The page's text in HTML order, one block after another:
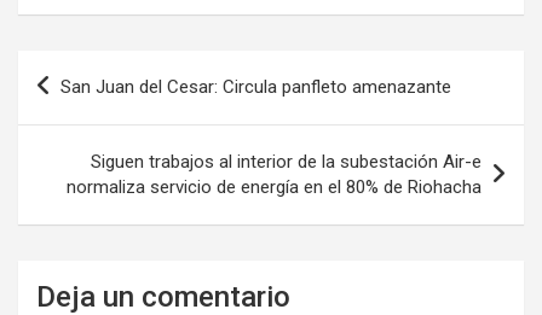
Navegación
San Juan del Cesar: Circula panfleto amenazante
Siguen trabajos al interior de la subestación Air-e
normaliza servicio de energía en el 80% de Riohacha
Deja un comentario